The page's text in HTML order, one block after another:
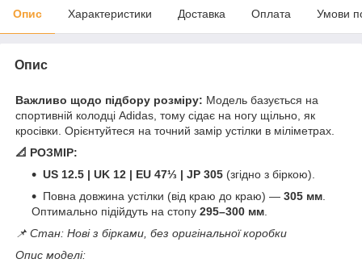
Опис Характеристики Доставка Оплата Умови
Опис
Важливо щодо підбору розміру: Модель базується на
спортивній колодці Adidas, тому сідає на ногу щільно, як
кросівки. Орієнтуйтеся на точний замір устілки в міліметрах.
📐 РОЗМІР:
US 12.5 | UK 12 | EU 47⅓ | JP 305 (згідно з біркою).
Повна довжина устілки (від краю до краю) — 305 мм
Оптимально підійдуть на стопу 295–300 мм
📌 Стан: Нові з бірками, без оригінальної коробки
Опис моделі: